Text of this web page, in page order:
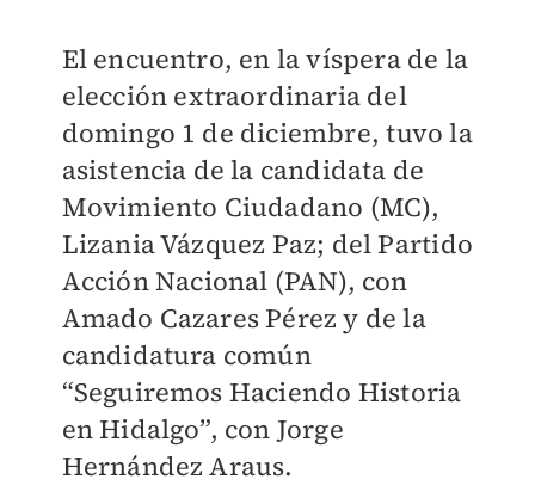
El encuentro, en la víspera de la
elección extraordinaria del
domingo 1 de diciembre, tuvo la
asistencia de la candidata de
Movimiento Ciudadano (MC),
Lizania Vázquez Paz; del Partido
Acción Nacional (PAN), con
Amado Cazares Pérez y de la
candidatura común
“Seguiremos Haciendo Historia
en Hidalgo”, con Jorge
Hernández Araus.